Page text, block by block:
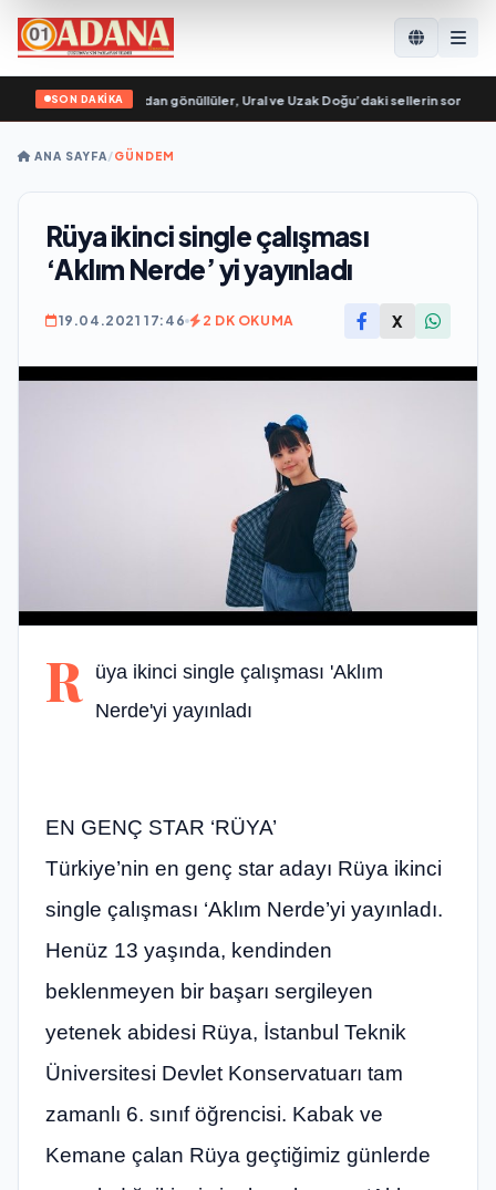
SON DAKİKA
Muhafızları’ndan gönüllüler, Ural ve Uzak Doğu’daki sellerin
ANA SAYFA/GÜNDEM
Rüya ikinci single çalışması
‘Aklım Nerde’ yi yayınladı
19.04.2021 17:46 2 DK OKUMA X
R
üya ikinci single çalışması 'Aklım
Nerde'yi yayınladı
EN GENÇ STAR ‘RÜYA’
Türkiye’nin en genç star adayı Rüya ikinci
single çalışması ‘Aklım Nerde’yi yayınladı.
Henüz 13 yaşında, kendinden
beklenmeyen bir başarı sergileyen
yetenek abidesi Rüya, İstanbul Teknik
Üniversitesi Devlet Konservatuarı tam
zamanlı 6. sınıf öğrencisi. Kabak ve
Kemane çalan Rüya geçtiğimiz günlerde